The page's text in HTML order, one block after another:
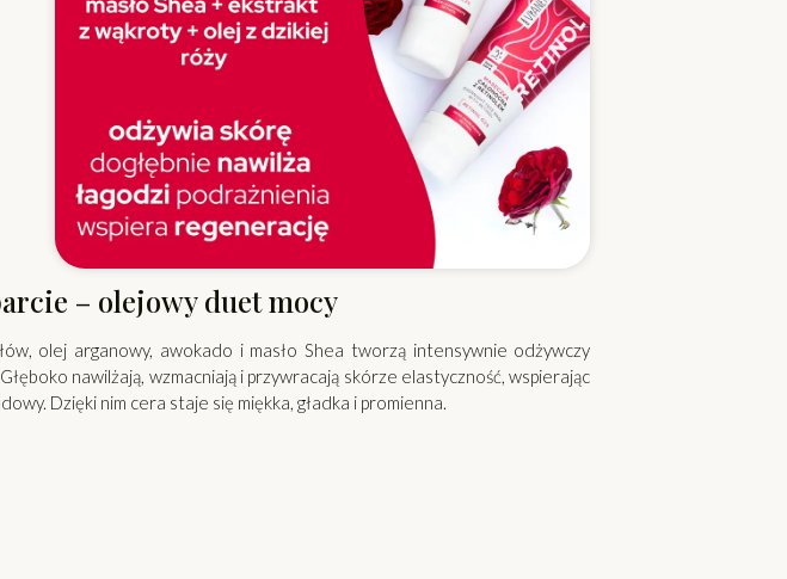
– olejowy duet mocy
olej arganowy, awokado i masło Shea tworzą intensywnie odżywczy
nawilżają, wzmacniają i przywracają skórze elastyczność, wspierając
Dzięki nim cera staje się miękka, gładka i promienna.